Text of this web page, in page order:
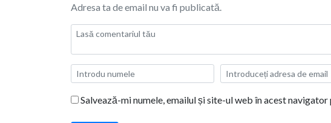
Adresa ta de email nu va fi publicată.
Salvează-mi numele, emailul și site-ul web în acest